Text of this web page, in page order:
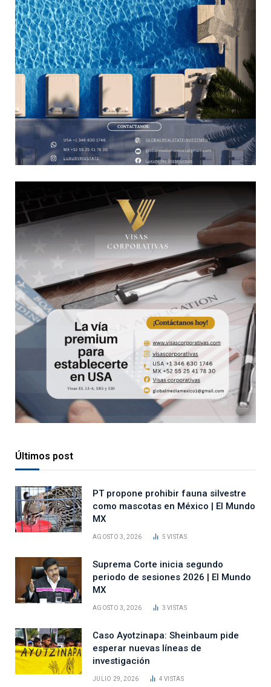
Últimos post
PT propone prohibir fauna silvestre
como mascotas en México | El Mundo
MX
AGOSTO 3, 2026 5VISTAS
Suprema Corte inicia segundo
periodo de sesiones 2026 | El Mundo
MX
AGOSTO 3, 2026 3VISTAS
Caso Ayotzinapa: Sheinbaum pide
esperar nuevas líneas de
investigación
JULIO 29, 2026 4VISTAS